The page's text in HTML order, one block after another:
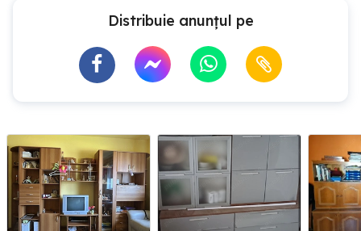
Distribuie anunțul pe